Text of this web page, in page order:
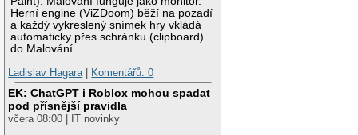
Herní engine (ViZDoom) běží na pozadí
a každý vykreslený snímek hry vkládá
automaticky přes schránku (clipboard)
do Malování.
Ladislav Hagara
Komentářů: 0
EK: ChatGPT i Roblox mohou spadat
pod přísnější pravidla
včera 08:00 | IT novinky